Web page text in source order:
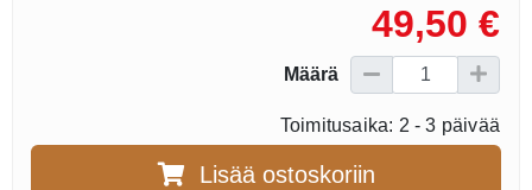
49,50 €
Määrä
Toimitusaika: 2 - 3 päivää
Lisää ostoskoriin